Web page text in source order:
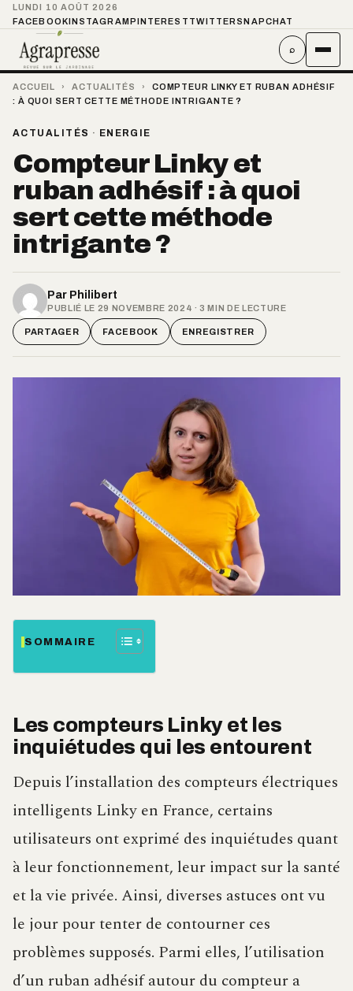
LUNDI 10 AOÛT 2026
FACEBOOKINSTAGRAMPINTEREST TWITTER SNAPCHAT
⌕
ACCUEIL › ACTUALITÉS ›
COMPTEUR LINKY ET RUBAN ADHÉSIF
: À QUOI SERT CETTE MÉTHODE INTRIGANTE ?
ACTUALITÉS · ENERGIE
Compteur Linky et
ruban adhésif : à quoi
sert cette méthode
intrigante ?
Par Philibert
PUBLIÉ LE 29 NOVEMBRE 2024 · 3 MIN DE LECTURE
PARTAGER FACEBOOK ENREGISTRER
SOMMAIRE
Les compteurs Linky et les
inquiétudes qui les entourent
Depuis l’installation des compteurs électriques
intelligents Linky en France, certains
utilisateurs ont exprimé des inquiétudes quant
à leur fonctionnement, leur impact sur la santé
et la vie privée. Ainsi, diverses astuces ont vu
le jour pour tenter de contourner ces
problèmes supposés. Parmi elles, l’utilisation
d’un ruban adhésif autour du compteur a